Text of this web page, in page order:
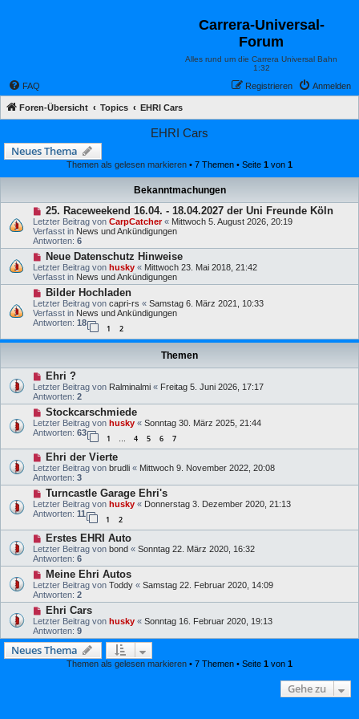
Carrera-Universal-
Forum
Alles rund um die Carrera Universal Bahn
1:32
FAQ Anmelden
Registrieren
Foren-Übersicht Topics EHRI Cars
EHRI Cars
Neues Thema
Themen als gelesen markieren • 7 Themen • Seite 1 von 1
Bekanntmachungen
25. Raceweekend 16.04. - 18.04.2027 der Uni Freunde Köln
Letzter Beitrag von CarpCatcher« Mittwoch 5. August 2026, 20:19
Verfasst in News und Ankündigungen
Antworten: 6
Neue Datenschutz Hinweise
Letzter Beitrag von husky « Mittwoch 23. Mai 2018, 21:42
Verfasst in News und Ankündigungen
Bilder Hochladen
Letzter Beitrag von capri-rs « Samstag 6. März 2021, 10:33
Verfasst in News und Ankündigungen
Antworten: 18
1 2
Themen
Ehri ?
Letzter Beitrag von Ralminalmi « Freitag 5. Juni 2026, 17:17
Antworten: 2
Stockcarschmiede
Letzter Beitrag von husky « Sonntag 30. März 2025, 21:44
Antworten: 63
1 4 5 6 7
Ehri der Vierte
Letzter Beitrag von brudli « Mittwoch 9. November 2022, 20:08
Antworten: 3
Turncastle Garage Ehri's
Letzter Beitrag von husky « Donnerstag 3. Dezember 2020, 21:13
Antworten: 11
1 2
Erstes EHRI Auto
Letzter Beitrag von bond « Sonntag 22. März 2020, 16:32
Antworten: 6
Meine Ehri Autos
Letzter Beitrag von Toddy « Samstag 22. Februar 2020, 14:09
Antworten: 2
Ehri Cars
Letzter Beitrag von husky « Sonntag 16. Februar 2020, 19:13
Antworten: 9
Neues Thema
Themen als gelesen markieren • 7 Themen • Seite 1 von 1
Gehe zu